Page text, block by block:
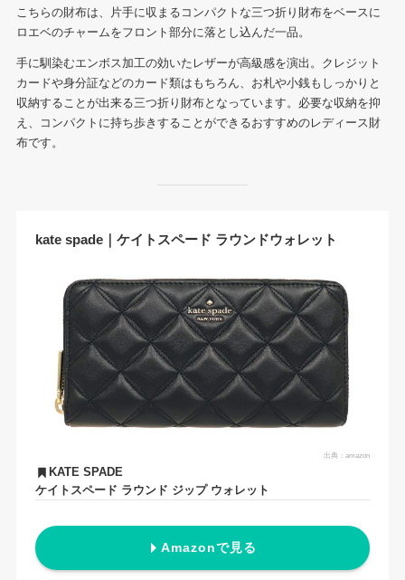
こちらの財布は、片手に収まるコンパクトな三つ折り財布をベースに
ロエベのチャームをフロント部分に落とし込んだ一品。
手に馴染むエンボス加工の効いたレザーが高級感を演出。クレジット
カードや身分証などのカード類はもちろん、お札や小銭もしっかりと
収納することが出来る三つ折り財布となっています。必要な収納を抑
え、コンパクトに持ち歩きすることができるおすすめのレディース財
布です。
kate spade｜ケイトスペード ラウンドウォレット
出典：amazon
KATE SPADE
ケイトスペード ラウンド ジップ ウォレット
Amazonで見る